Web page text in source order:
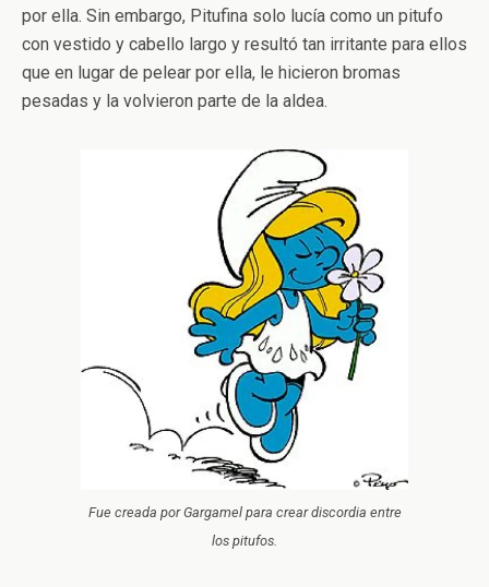
por ella. Sin embargo, Pitufina solo lucía como un pitufo
con vestido y cabello largo y resultó tan irritante para ellos
que en lugar de pelear por ella, le hicieron bromas
pesadas y la volvieron parte de la aldea.
Fue creada por Gargamel para crear discordia entre
los pitufos.